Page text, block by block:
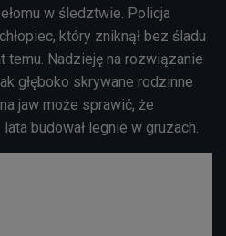
w śledztwie. Policja
który zniknął bez śladu
temu. Nadzieję na rozwiązanie
głęboko skrywane rodzinne
jaw może sprawić, że
budował legnie w gruzach.